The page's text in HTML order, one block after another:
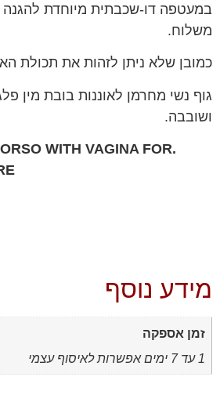
במעטפה דו-שכבתית מיוחדת להגנה
משלוח.
כמובן שלא ניתן לזהות את תכולת
גוף נשי מחרמן לאוננות בובת מין
ושובבה.
WITH VAGINA FOR
מידע נוסף
זמן אספקה
1 עד 7 ימים אפשרות לאיסוף עצמי